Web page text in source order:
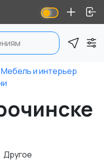
Мебель и интерьер
Другое